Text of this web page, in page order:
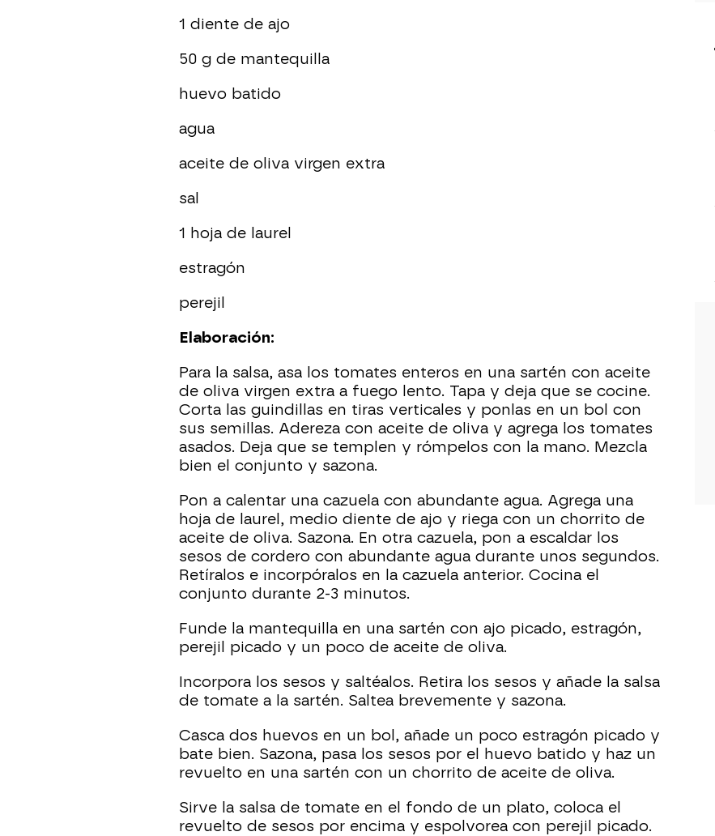
1 diente de ajo
50 g de mantequilla
huevo batido
agua
aceite de oliva virgen extra
sal
1 hoja de laurel
estragón
perejil
Elaboración:
Para la salsa, asa los tomates enteros en una sartén con aceite
de oliva virgen extra a fuego lento. Tapa y deja que se cocine.
Corta las guindillas en tiras verticales y ponlas en un bol con
sus semillas. Adereza con aceite de oliva y agrega los tomates
asados. Deja que se templen y rómpelos con la mano. Mezcla
bien el conjunto y sazona.
Pon a calentar una cazuela con abundante agua. Agrega una
hoja de laurel, medio diente de ajo y riega con un chorrito de
aceite de oliva. Sazona. En otra cazuela, pon a escaldar los
sesos de cordero con abundante agua durante unos segundos.
Retíralos e incorpóralos en la cazuela anterior. Cocina el
conjunto durante 2-3 minutos.
Funde la mantequilla en una sartén con ajo picado, estragón,
perejil picado y un poco de aceite de oliva.
Incorpora los sesos y saltéalos. Retira los sesos y añade la salsa
de tomate a la sartén. Saltea brevemente y sazona.
Casca dos huevos en un bol, añade un poco estragón picado y
bate bien. Sazona, pasa los sesos por el huevo batido y haz un
revuelto en una sartén con un chorrito de aceite de oliva.
Sirve la salsa de tomate en el fondo de un plato, coloca el
revuelto de sesos por encima y espolvorea con perejil picado.